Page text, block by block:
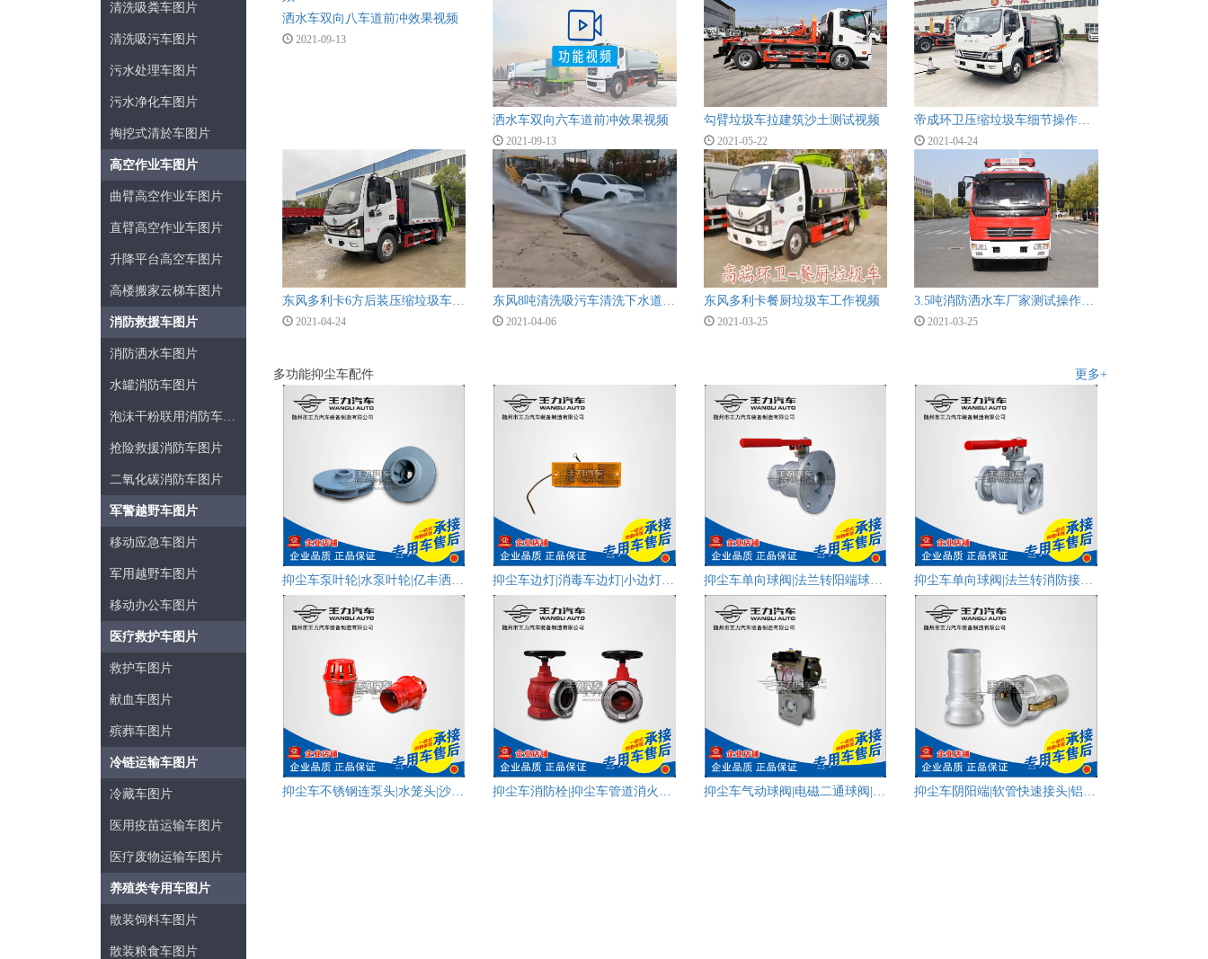
清洗吸粪车图片
清洗吸污车图片
污水处理车图片
污水净化车图片
掏挖式清於车图片
高空作业车图片
曲臂高空作业车图片
直臂高空作业车图片
升降平台高空车图片
高楼搬家云梯车图片
消防救援车图片
消防洒水车图片
水罐消防车图片
泡沫干粉联用消防车图片
抢险救援消防车图片
二氧化碳消防车图片
军警越野车图片
移动应急车图片
军用越野车图片
移动办公车图片
医疗救护车图片
救护车图片
献血车图片
殡葬车图片
冷链运输车图片
冷藏车图片
医用疫苗运输车图片
医疗废物运输车图片
养殖类专用车图片
散装饲料车图片
散装粮食车图片
洒水车双向八车道前冲效果视频
2021-09-13
洒水车双向六车道前冲效果视频
2021-09-13
勾臂垃圾车拉建筑沙土测试视频
2021-05-22
帝成环卫压缩垃圾车细节操作视频
2021-04-24
东风多利卡6方后装压缩垃圾车细节介绍视频
2021-04-24 2021-04-06
东风多利卡餐厨垃圾车工作视频
2021-03-25 2021-03-25
多功能抑尘车配件 更多+
抑尘车泵叶轮|水泵叶轮|亿丰洒水泵叶轮 抑尘车边灯|消毒车边灯|小边灯|电子式边灯 抑尘车单向球阀|法兰转阳端球阀|直通球阀 抑尘车单向球阀|法兰转消防接口球阀|直通球阀
抑尘车不锈钢连泵头|水笼头|沙石过滤网|DN65/DN80